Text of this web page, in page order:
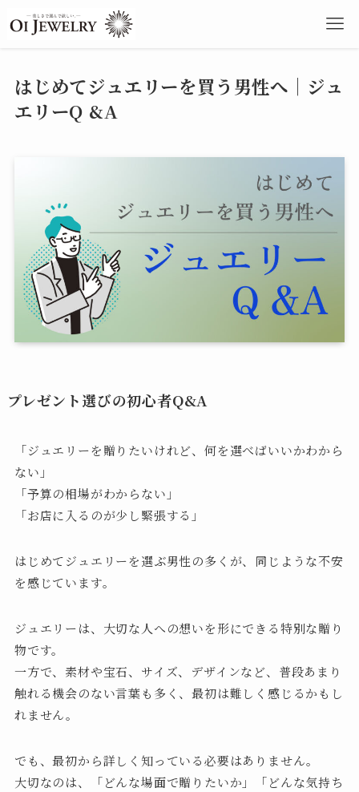
はじめてジュエリーを買う男性へ｜ジュ
エリーQ &A
プレゼント選びの初心者Q&A
「ジュエリーを贈りたいけれど、何を選べばいいかわから
ない」
「予算の相場がわからない」
「お店に入るのが少し緊張する」
はじめてジュエリーを選ぶ男性の多くが、同じような不安
を感じています。
ジュエリーは、大切な人への想いを形にできる特別な贈り
物です。
一方で、素材や宝石、サイズ、デザインなど、普段あまり
触れる機会のない言葉も多く、最初は難しく感じるかもし
れません。
でも、最初から詳しく知っている必要はありません。
大切なのは、「どんな場面で贈りたいか」「どんな気持ち